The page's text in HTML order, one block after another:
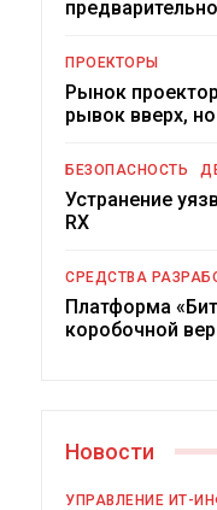
ПРОЕКТОРЫ
Рынок
рывок вверх,
БЕЗОПАСНОСТЬ
Устранение
RX
СРЕДСТВА
Платформа
коробочной
Новости
УПРАВЛЕНИЕ ИТ-